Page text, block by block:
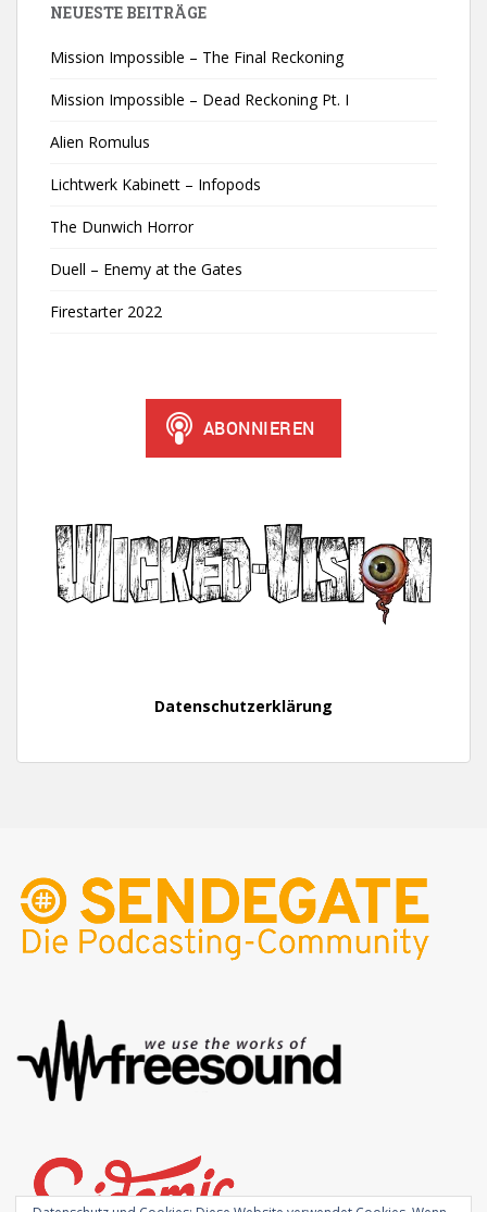
NEUESTE BEITRÄGE
Mission Impossible – The Final Reckoning
Mission Impossible – Dead Reckoning Pt. I
Alien Romulus
Lichtwerk Kabinett – Infopods
The Dunwich Horror
Duell – Enemy at the Gates
Firestarter 2022
Datenschutzerklärung